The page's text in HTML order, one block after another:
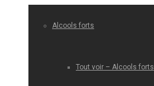
Alcools forts
Tout voir – Alcools forts